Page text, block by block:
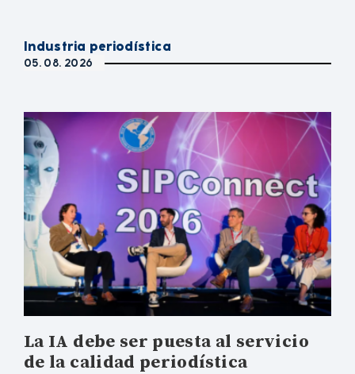
Industria periodística
05. 08. 2026
La IA debe ser puesta al servicio
de la calidad periodística